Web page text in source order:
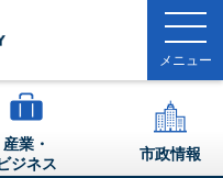
産業・
ジネス
市政情報